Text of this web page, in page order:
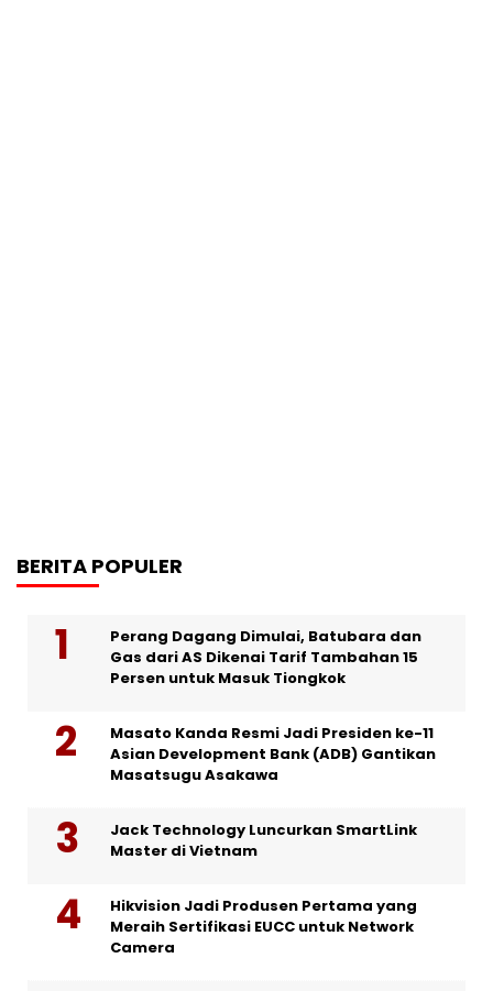
BERITA POPULER
Perang Dagang Dimulai, Batubara dan
Gas dari AS Dikenai Tarif Tambahan 15
Persen untuk Masuk Tiongkok
Masato Kanda Resmi Jadi Presiden ke-11
Asian Development Bank (ADB) Gantikan
Masatsugu Asakawa
Jack Technology Luncurkan SmartLink
Master di Vietnam
Hikvision Jadi Produsen Pertama yang
Meraih Sertifikasi EUCC untuk Network
Camera